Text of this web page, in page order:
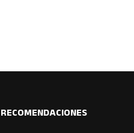
RECOMENDACIONES